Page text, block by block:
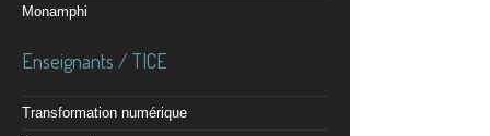
Monamphi
Enseignants / TICE
Transformation numérique